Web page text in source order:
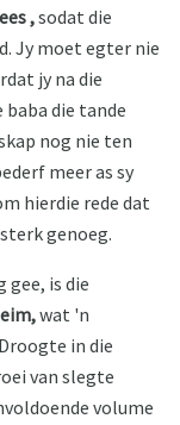
,sodat die
Jy moet egter nie
jy na die
die tande
nog nie ten
meer as sy
hierdie rede dat
genoeg.
gee, is die
wat 'n
in die
van slegte
volume